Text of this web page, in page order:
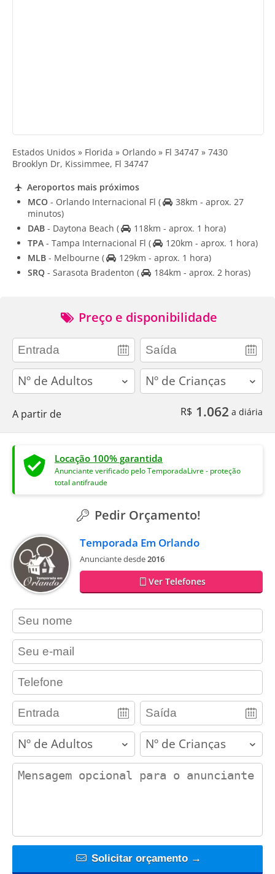
Estados Unidos » Florida » Orlando » Fl 34747 » 7430
Brooklyn Dr, Kissimmee, Fl 34747
Aeroportos mais próximos
MCO - Orlando Internacional Fl (
38km - aprox. 27
minutos)
DAB - Daytona Beach (
118km - aprox. 1 hora)
TPA - Tampa Internacional Fl (
120km - aprox. 1 hora)
MLB - Melbourne (
129km - aprox. 1 hora)
SRQ - Sarasota Bradenton ( 184km - aprox. 2 horas)
Preço e disponibilidade
adults children
A partir de R$ 1.062 a diária
Locação 100% garantida
Anunciante verificado pelo TemporadaLivre - proteção
total antifraude
Pedir Orçamento!
Temporada Em Orlando
Anunciante desde2016
Ver Telefones
contact_name
contact_email
contact_phone
adults children
contact_message
Solicitar orçamento →